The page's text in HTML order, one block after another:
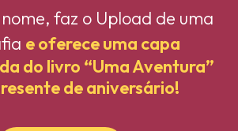
faz o Upload de uma
e oferece uma capa
do livro “Uma Aventura”
de aniversário!